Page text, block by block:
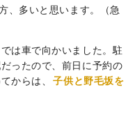
、多いと思います。（急
は車で向かいました。駐
ったので、前日に予約の
からは、
子供と野毛坂を